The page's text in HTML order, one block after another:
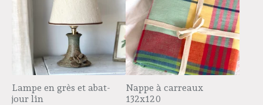
Lampe en grès et abat-
jour lin
Nappe à carreaux
132x120